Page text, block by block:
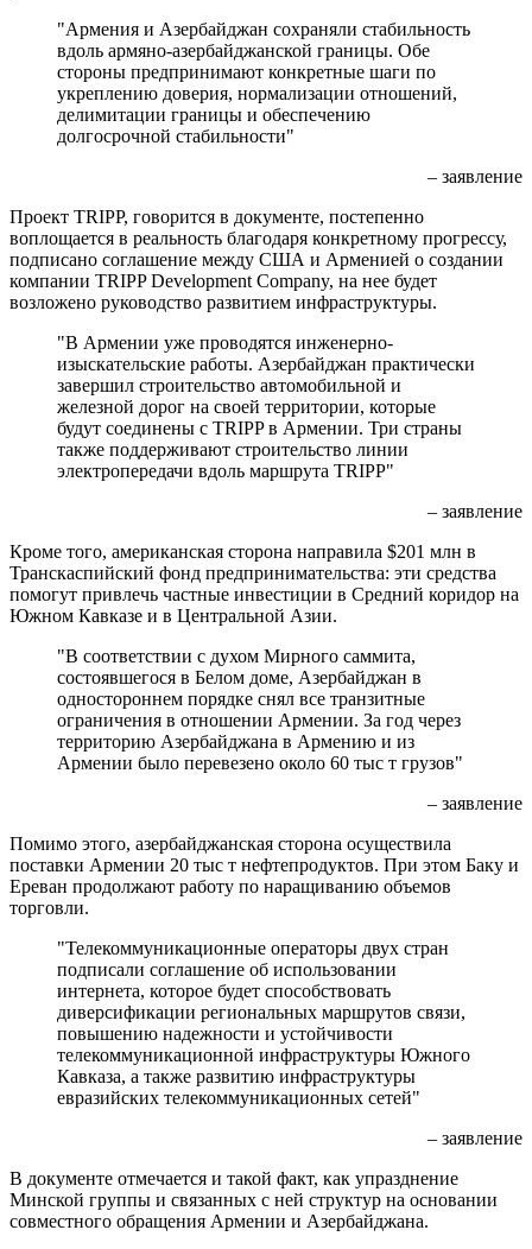
"Армения и Азербайджан сохраняли стабильность
вдоль армяно-азербайджанской границы. Обе
стороны предпринимают конкретные шаги по
укреплению доверия, нормализации отношений,
делимитации границы и обеспечению
долгосрочной стабильности"
– заявление
Проект TRIPP, говорится в документе, постепенно
воплощается в реальность благодаря конкретному прогрессу,
подписано соглашение между США и Арменией о создании
компании TRIPP Development Company, на нее будет
возложено руководство развитием инфраструктуры.
"В Армении уже проводятся инженерно-
изыскательские работы. Азербайджан практически
завершил строительство автомобильной и
железной дорог на своей территории, которые
будут соединены с TRIPP в Армении. Три страны
также поддерживают строительство линии
электропередачи вдоль маршрута TRIPP"
– заявление
Кроме того, американская сторона направила $201 млн в
Транскаспийский фонд предпринимательства: эти средства
помогут привлечь частные инвестиции в Средний коридор на
Южном Кавказе и в Центральной Азии.
"В соответствии с духом Мирного саммита,
состоявшегося в Белом доме, Азербайджан в
одностороннем порядке снял все транзитные
ограничения в отношении Армении. За год через
территорию Азербайджана в Армению и из
Армении было перевезено около 60 тыс т грузов"
– заявление
Помимо этого, азербайджанская сторона осуществила
поставки Армении 20 тыс т нефтепродуктов. При этом Баку и
Ереван продолжают работу по наращиванию объемов
торговли.
"Телекоммуникационные операторы двух стран
подписали соглашение об использовании
интернета, которое будет способствовать
диверсификации региональных маршрутов связи,
повышению надежности и устойчивости
телекоммуникационной инфраструктуры Южного
Кавказа, а также развитию инфраструктуры
евразийских телекоммуникационных сетей"
– заявление
В документе отмечается и такой факт, как упразднение
Минской группы и связанных с ней структур на основании
совместного обращения Армении и Азербайджана.